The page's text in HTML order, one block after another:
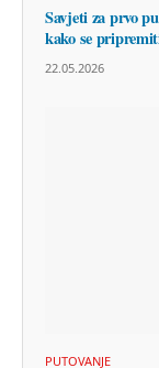
Savjeti za prvo
kako se
22.05.2026
PUTOVANJE